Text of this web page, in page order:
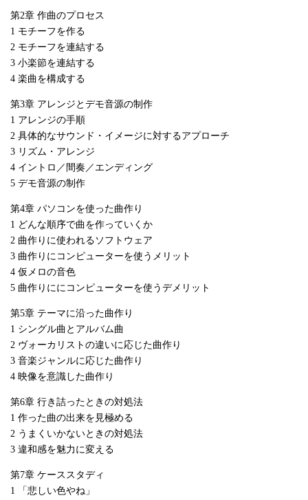
第2章 作曲のプロセス
1 モチーフを作る
2 モチーフを連結する
3 小楽節を連結する
4 楽曲を構成する
第3章 アレンジとデモ音源の制作
1 アレンジの手順
2 具体的なサウンド・イメージに対するアプローチ
3 リズム・アレンジ
4 イントロ／間奏／エンディング
5 デモ音源の制作
第4章 パソコンを使った曲作り
1 どんな順序で曲を作っていくか
2 曲作りに使われるソフトウェア
3 曲作りにコンピューターを使うメリット
4 仮メロの音色
5 曲作りににコンピューターを使うデメリット
第5章 テーマに沿った曲作り
1 シングル曲とアルバム曲
2 ヴォーカリストの違いに応じた曲作り
3 音楽ジャンルに応じた曲作り
4 映像を意識した曲作り
第6章 行き詰ったときの対処法
1 作った曲の出来を見極める
2 うまくいかないときの対処法
3 違和感を魅力に変える
第7章 ケーススタディ
1 「悲しい色やね」